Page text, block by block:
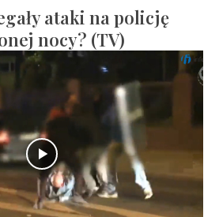
ataki na policję
nocy? (TV)